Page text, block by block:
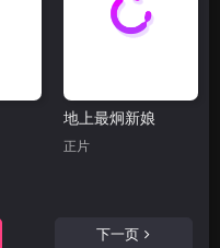
地上最炯新娘
正片
下一页